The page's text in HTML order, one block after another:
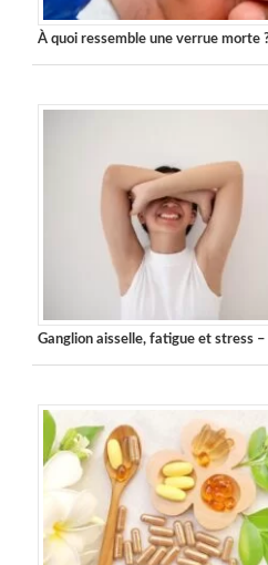
À quoi ressemble une verrue morte
Ganglion aisselle, fatigue et stress